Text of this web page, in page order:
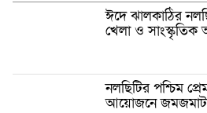
ঈদে ঝালকাঠির
খেলা ও সাংস্কৃতিক
নলছিটির পশ্চিম
আয়োজনে জমজমাট